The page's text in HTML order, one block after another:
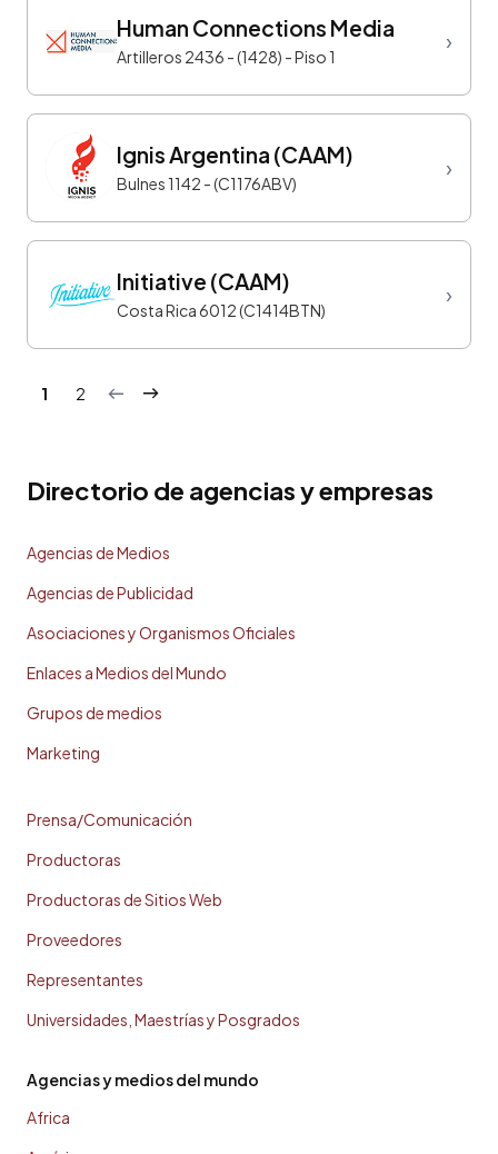
Human Connections Media
Artilleros 2436 - (1428) - Piso 1
›
Ignis Argentina (CAAM)
Bulnes 1142 - (C1176ABV)
›
Initiative (CAAM)
Costa Rica 6012 (C1414BTN)
›
1 2
Directorio de agencias y empresas
Agencias de Medios
Agencias de Publicidad
Asociaciones y Organismos Oficiales
Enlaces a Medios del Mundo
Grupos de medios
Marketing
Prensa/Comunicación
Productoras
Productoras de Sitios Web
Proveedores
Representantes
Universidades, Maestrías y Posgrados
Agencias y medios del mundo
Africa